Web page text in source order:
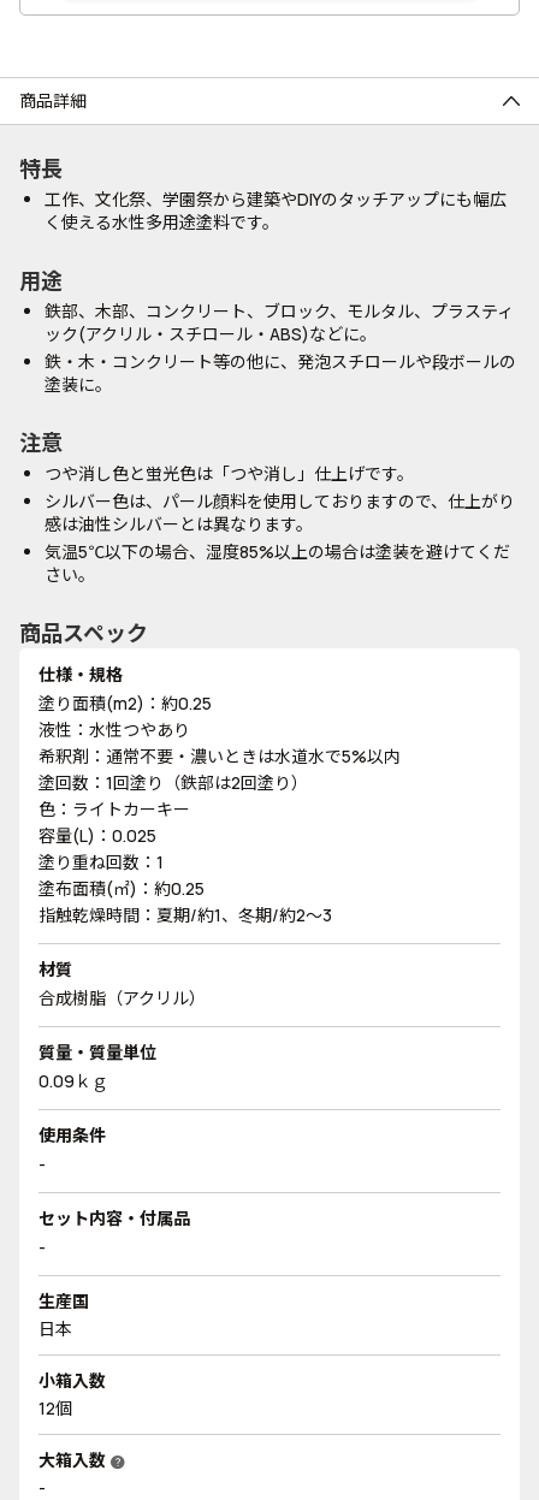
商品詳細
特長
工作、文化祭、学園祭から建築やDIYのタッチアップにも幅広
く使える水性多用途塗料です。
用途
鉄部、木部、コンクリート、ブロック、モルタル、プラスティ
ック(アクリル・スチロール・ABS)などに。
鉄・木・コンクリート等の他に、発泡スチロールや段ボールの
塗装に。
注意
つや消し色と蛍光色は「つや消し」仕上げです。
シルバー色は、パール顔料を使用しておりますので、仕上がり
感は油性シルバーとは異なります。
気温5℃以下の場合、湿度85%以上の場合は塗装を避けてくだ
さい。
商品スペック
仕様・規格
塗り面積(m2)：約0.25
液性：水性つやあり
希釈剤：通常不要・濃いときは水道水で5%以内
塗回数：1回塗り（鉄部は2回塗り）
色：ライトカーキー
容量(L)：0.025
塗り重ね回数：1
塗布面積(㎡)：約0.25
指触乾燥時間：夏期/約1、冬期/約2～3
材質
合成樹脂（アクリル）
質量・質量単位
0.09ｋｇ
使用条件
-
セット内容・付属品
-
生産国
日本
小箱入数
12個
大箱入数 help
-